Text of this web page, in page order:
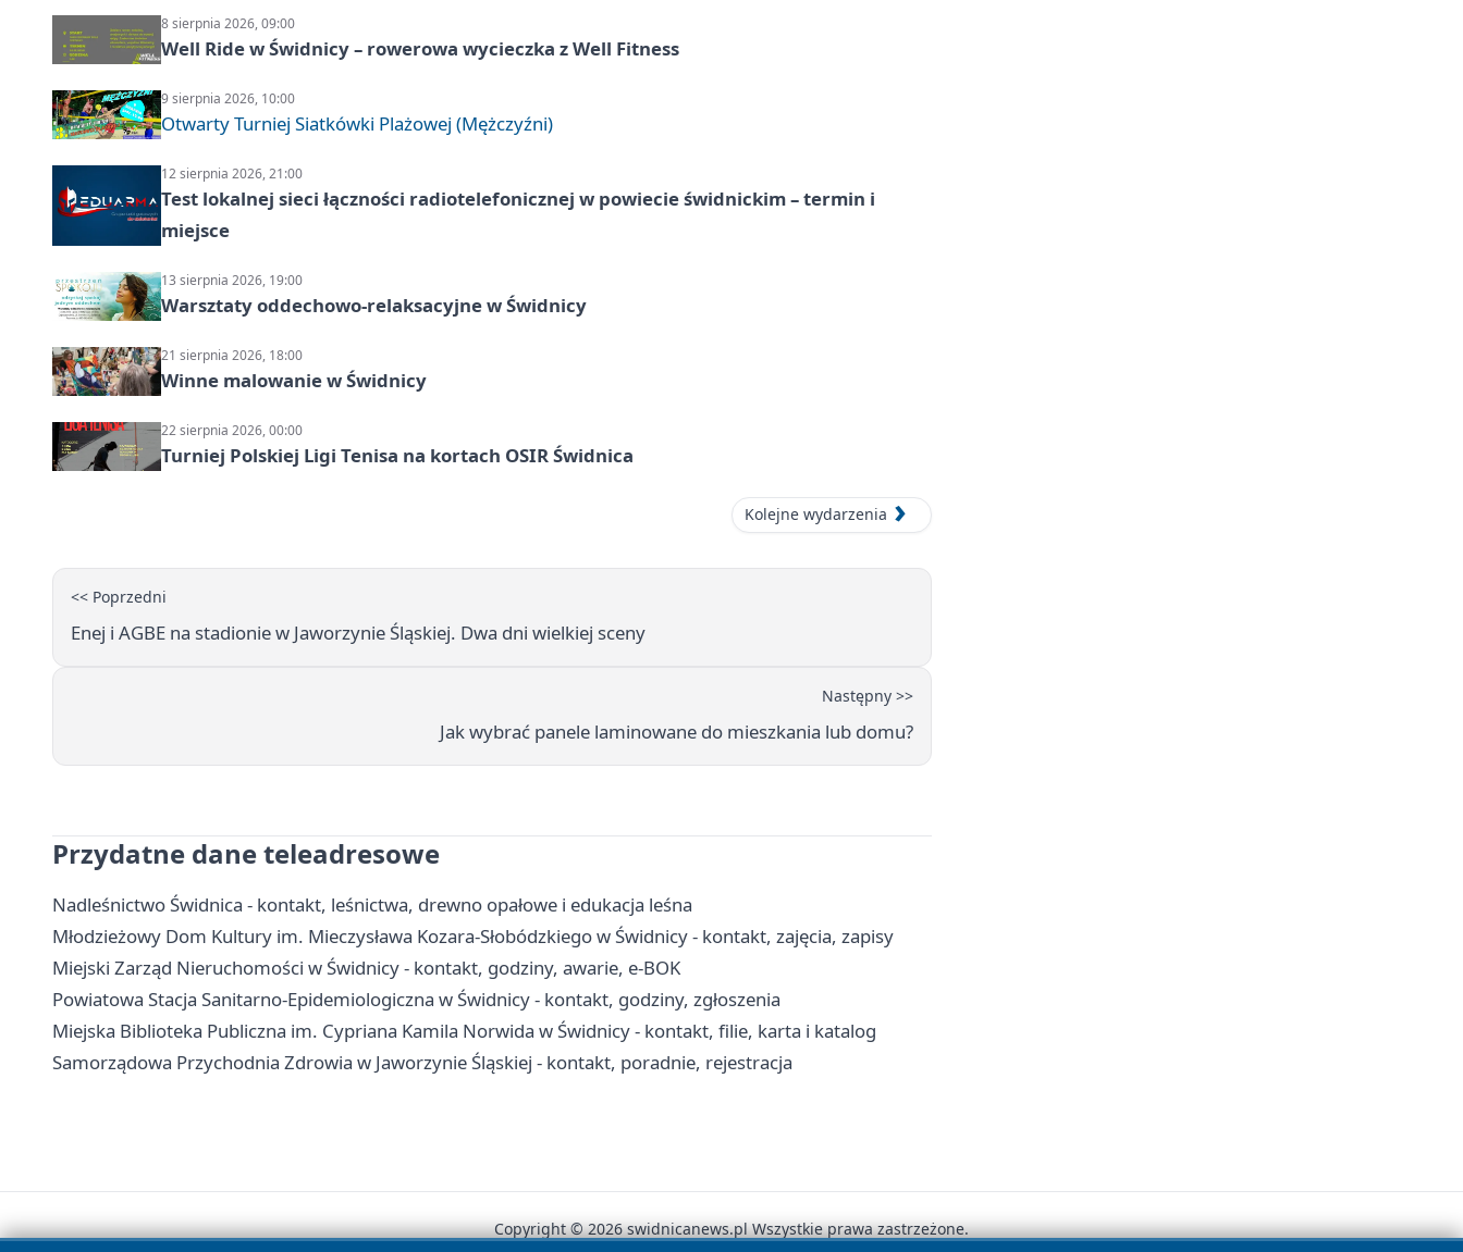
8 sierpnia 2026, 09:00
Well Ride w Świdnicy – rowerowa wycieczka z Well Fitness
9 sierpnia 2026, 10:00
Otwarty Turniej Siatkówki Plażowej (Mężczyźni)
12 sierpnia 2026, 21:00
Test lokalnej sieci łączności radiotelefonicznej w powiecie świdnickim – termin i
miejsce
13 sierpnia 2026, 19:00
Warsztaty oddechowo-relaksacyjne w Świdnicy
21 sierpnia 2026, 18:00
Winne malowanie w Świdnicy
22 sierpnia 2026, 00:00
Turniej Polskiej Ligi Tenisa na kortach OSIR Świdnica
Kolejne wydarzenia
<< Poprzedni
Enej i AGBE na stadionie w Jaworzynie Śląskiej. Dwa dni wielkiej sceny
Następny >>
Jak wybrać panele laminowane do mieszkania lub domu?
Przydatne dane teleadresowe
Nadleśnictwo Świdnica - kontakt, leśnictwa, drewno opałowe i edukacja leśna
Młodzieżowy Dom Kultury im. Mieczysława Kozara-Słobódzkiego w Świdnicy - kontakt, zajęcia, zapisy
Miejski Zarząd Nieruchomości w Świdnicy - kontakt, godziny, awarie, e-BOK
Powiatowa Stacja Sanitarno-Epidemiologiczna w Świdnicy - kontakt, godziny, zgłoszenia
Miejska Biblioteka Publiczna im. Cypriana Kamila Norwida w Świdnicy - kontakt, filie, karta i katalog
Samorządowa Przychodnia Zdrowia w Jaworzynie Śląskiej - kontakt, poradnie, rejestracja
Copyright © 2026 swidnicanews.pl Wszystkie prawa zastrzeżone.